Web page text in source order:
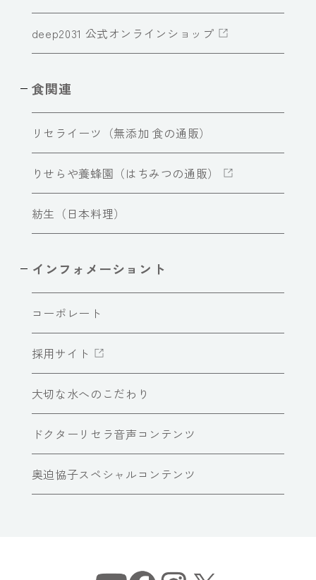
deep2031 公式オンラインショップ
食関連
リセライーツ（無添加 食の通販）
りせらや養蜂園（はちみつの通販）
紡生（日本料理）
インフォメーショント
コーポレート
採用サイト
大切な水へのこだわり
ドクターリセラ音声コンテンツ
奥迫協子スペシャルコンテンツ